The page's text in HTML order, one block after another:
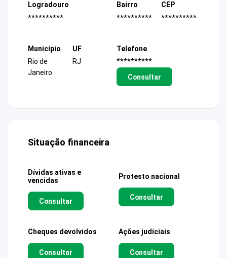
Logradouro
**********
Bairro
**********
CEP
**********
Município
Rio de
Janeiro
UF
RJ
Telefone
**********
Consultar
Situação financeira
Dívidas ativas e
vencidas
Consultar
Protesto nacional
Consultar
Cheques devolvidos
Consultar
Ações judiciais
Consultar